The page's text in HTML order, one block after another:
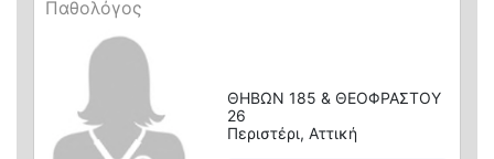
Παθολόγος
ΘΗΒΩΝ 185 & ΘΕΟΦΡΑΣΤΟΥ
26
Περιστέρι, Αττική